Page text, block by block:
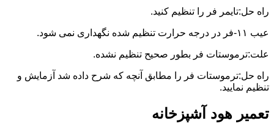
راه حل:تایمر فر را تنظیم کنید.
عیب ۱۱-فر در درجه حرارت تنظیم شده نگهداری نمی شود.
علت:ترموستات فر بطور صحیح تنظیم نشده.
راه حل:ترموستات فر را مطابق آنچه که شرح داده شد آزمایش و
تنظیم نمایید.
تعمیر هود آشپزخانه